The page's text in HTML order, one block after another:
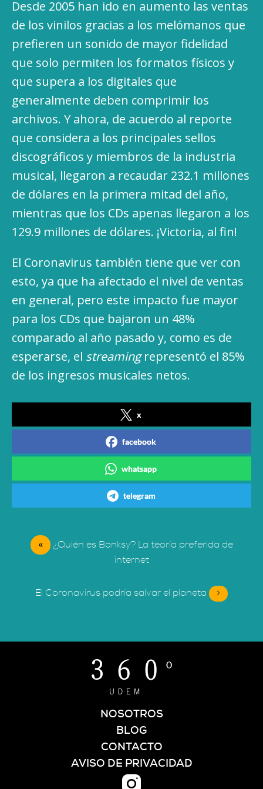
Desde 2005 han ido en aumento las ventas
de los vinilos gracias a los melómanos que
prefieren un sonido de mayor fidelidad
que solo permiten los formatos físicos y
que supera a los digitales que
generalmente deben comprimir los
archivos. Y ahora, de acuerdo al reporte
que considera a los principales sellos
discográficos y miembros de la industria
musical, llegaron a recaudar 232.1 millones
de dólares en la primera mitad del año,
mientras que los CDs apenas llegaron a los
129.9 millones de dólares. ¡Victoria, al fin!
El Coronavirus también tiene que ver con
esto, ya que ha afectado el nivel de ventas
en general, pero este impacto fue mayor
para los CDs que bajaron un 48%
comparado al año pasado y, como es de
esperarse, el streamingrepresentó el 85%
de los ingresos musicales netos.
x
facebook
whatsapp
telegram
«
¿Quién es Banksy? La teoría preferida de
internet
El Coronavirus podría salvar el planeta »
NOSOTROS
BLOG
CONTACTO
AVISO DE PRIVACIDAD